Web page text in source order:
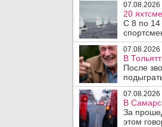
07.08.2026
20
С 8 по 14
07.08.2026
В
После
07.08.2026
В
За
этом